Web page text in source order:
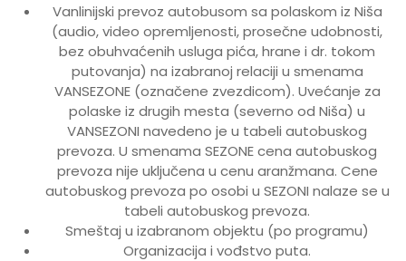
Vanlinijski prevoz autobusom sa polaskom iz Niša
(audio, video opremljenosti, prosečne udobnosti,
bez obuhvaćenih usluga pića, hrane i dr. tokom
putovanja) na izabranoj relaciji u smenama
VANSEZONE (označene zvezdicom). Uvećanje za
polaske iz drugih mesta (severno od Niša) u
VANSEZONI navedeno je u tabeli autobuskog
prevoza. U smenama SEZONE cena autobuskog
prevoza nije uključena u cenu aranžmana. Cene
autobuskog prevoza po osobi u SEZONI nalaze se u
tabeli autobuskog prevoza.
Smeštaj u izabranom objektu (po programu)
Organizacija i vođstvo puta.